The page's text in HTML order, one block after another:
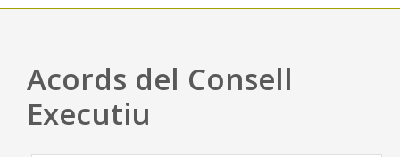
Utilitats
Ajuda
Acords del Consell
Executiu